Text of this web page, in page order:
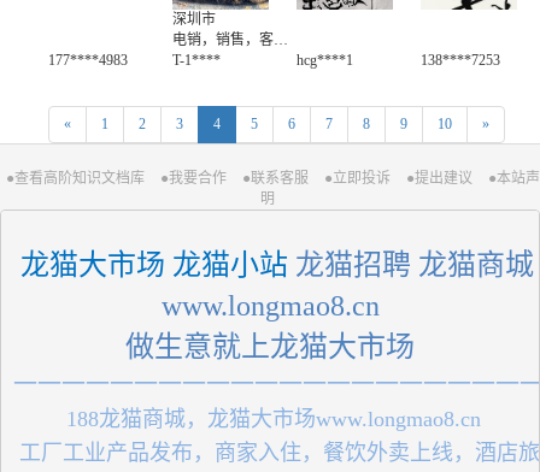
177****4983
深圳市
电销，销售，客服等
T-1****
hcg****1 138****7253
« 1 2 3 4 5 6 7 8 9 10 »
●查看高阶知识文档库 ●我要合作 ●联系客服 ●立即投诉 ●提出建议
●本站声
明
龙猫大市场 龙猫小站 龙猫招聘 龙猫商城
www.longmao8.cn
做生意就上龙猫大市场
一一一一一一一一一一一一一一一一一一一一一
188龙猫商城，龙猫大市场www.longmao8.cn
工厂工业产品发布，商家入住，餐饮外卖上线，酒店